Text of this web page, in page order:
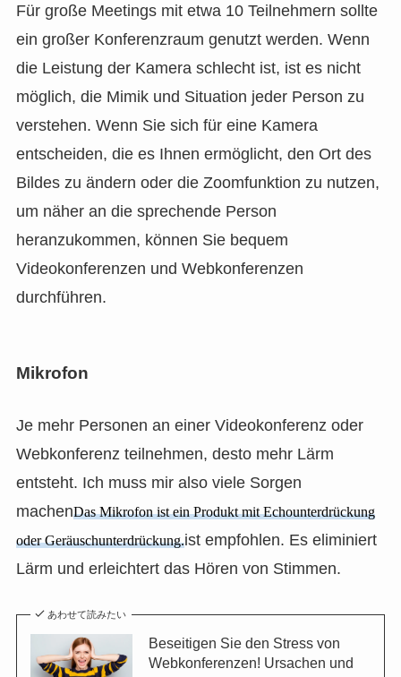
Für große Meetings mit etwa 10 Teilnehmern sollte
ein großer Konferenzraum genutzt werden. Wenn
die Leistung der Kamera schlecht ist, ist es nicht
möglich, die Mimik und Situation jeder Person zu
verstehen. Wenn Sie sich für eine Kamera
entscheiden, die es Ihnen ermöglicht, den Ort des
Bildes zu ändern oder die Zoomfunktion zu nutzen,
um näher an die sprechende Person
heranzukommen, können Sie bequem
Videokonferenzen und Webkonferenzen
durchführen.
Mikrofon
Je mehr Personen an einer Videokonferenz oder
Webkonferenz teilnehmen, desto mehr Lärm
entsteht. Ich muss mir also viele Sorgen
machenDas Mikrofon ist ein Produkt mit Echounterdrückung
oder Geräuschunterdrückung.ist empfohlen. Es eliminiert
Lärm und erleichtert das Hören von Stimmen.
あわせて読みたい
Beseitigen Sie den Stress von
Webkonferenzen! Ursachen und